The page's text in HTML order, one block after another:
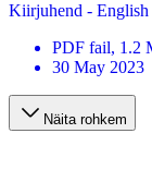
Kiirjuhend -
PDF fail, 1.2
30 May 2023
Näita rohkem